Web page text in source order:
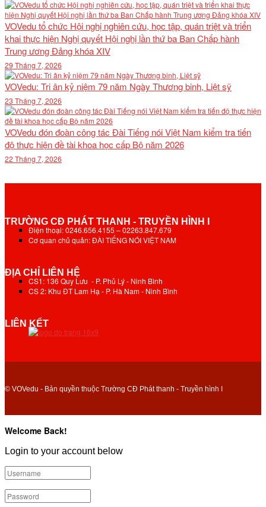
VOVedu tổ chức Hội nghị nghiên cứu, học tập, quán triệt và triển
khai thực hiện Nghị quyết Hội nghị lần thứ ba Ban Chấp hành
Trung ương Đảng khóa XIV
29 Tháng 7, 2026
VOVedu: Tri ân kỷ niệm 79 năm Ngày Thương binh, Liệt sỹ
23 Tháng 7, 2026
VOVedu đón đoàn công tác Đài Tiếng nói Việt Nam kiểm tra tiến
độ thực hiện đề tài khoa học cấp Bộ năm 2026
22 Tháng 7, 2026
TRƯỜNG CĐ PHÁT THANH - TRUYỀN HÌNH I
Điện thoại: 0246.656.4155 – 02263.847.679
Cơ quan chủ quản: ĐÀI TIẾNG NÓI VIỆT NAM
ĐỊA CHỈ LIÊN HỆ
CS1: 136 Quy Lưu - P. Phủ Lý - Ninh Bình
CS 2: Khu ĐT Lam Hạ - P. Hà Nam - Ninh Bình
LIÊN KẾT
© VOVedu - Bản quyền thuộc Trường CĐ Phát thanh - Truyền hình I
Welcome Back!
Login to your account below